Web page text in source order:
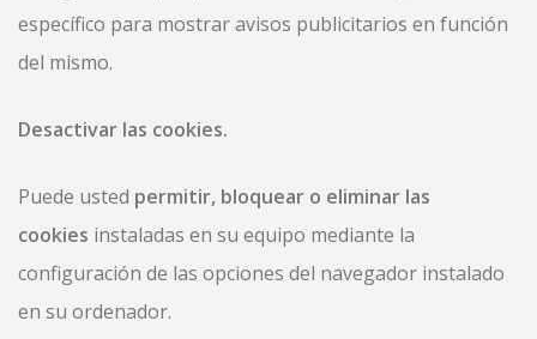
específico para mostrar avisos publicitarios en función
del mismo.
Desactivar las cookies.
Puede usted permitir, bloquear o eliminar las
cookies instaladas en su equipo mediante la
configuración de las opciones del navegador instalado
en su ordenador.